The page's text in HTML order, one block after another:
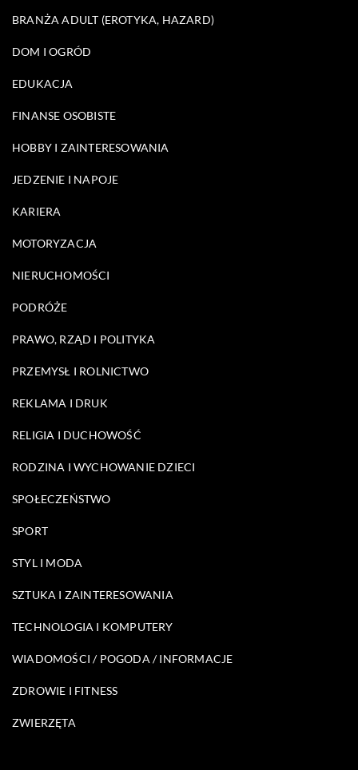
BRANŻA ADULT (EROTYKA, HAZARD)
DOM I OGRÓD
EDUKACJA
FINANSE OSOBISTE
HOBBY I ZAINTERESOWANIA
JEDZENIE I NAPOJE
KARIERA
MOTORYZACJA
NIERUCHOMOŚCI
PODRÓŻE
PRAWO, RZĄD I POLITYKA
PRZEMYSŁ I ROLNICTWO
REKLAMA I DRUK
RELIGIA I DUCHOWOŚĆ
RODZINA I WYCHOWANIE DZIECI
SPOŁECZEŃSTWO
SPORT
STYL I MODA
SZTUKA I ZAINTERESOWANIA
TECHNOLOGIA I KOMPUTERY
WIADOMOŚCI / POGODA / INFORMACJE
ZDROWIE I FITNESS
ZWIERZĘTA